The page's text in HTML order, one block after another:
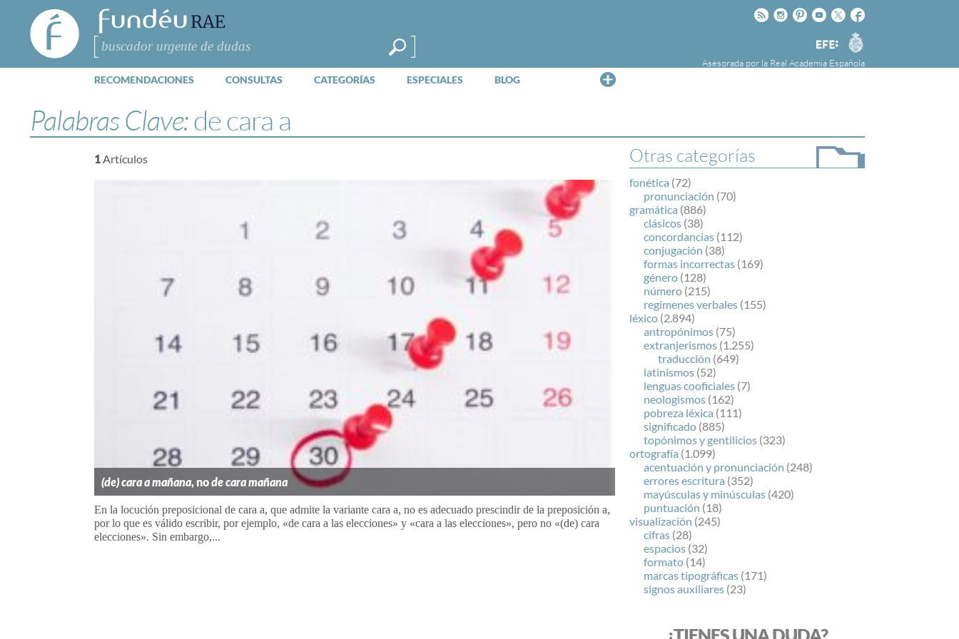
FundéuRAE
- Fundación
del Español
Urgente
Buscar
Facebook
Twitter
Youtube
Pinteres
Instagram
Rss
Agencia
EFE
Asesorada por la Real Academia Española
RECOMENDACIONES CONSULTAS CATEGORÍAS ESPECIALES BLOG
la Agencia Efe y la Real Academia Española,
cuyo objetivo es colaborar con el buen uso del
español en los medios de comunicación y en
Internet.
Palabras Clave:de cara a
Otras categorías
fonética (72)
pronunciación (70)
gramática (886)
clásicos (38)
concordancias (112)
conjugación (38)
formas incorrectas (169)
género (128)
número (215)
regímenes verbales (155)
léxico (2.894)
antropónimos (75)
extranjerismos (1.255)
traducción (649)
latinismos (52)
lenguas cooficiales (7)
neologismos (162)
pobreza léxica (111)
significado (885)
topónimos y gentilicios (323)
ortografía (1.099)
acentuación y pronunciación (248)
errores escritura (352)
mayúsculas y minúsculas (420)
puntuación (18)
visualización (245)
cifras (28)
espacios (32)
formato (14)
marcas tipográficas (171)
signos auxiliares (23)
1Artículos
(de) cara a mañana, node cara mañana
En la locución preposicional de cara a, que admite la variante cara a, no es adecuado prescindir de la preposición a,
por lo que es válido escribir, por ejemplo, «de cara a las elecciones» y «cara a las elecciones», pero no «(de) cara
elecciones». Sin embargo,...
¿TIENES UNA DUDA?